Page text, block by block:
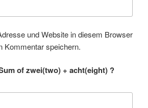
und Website in diesem Browser
Kommentar speichern.
of zwei(two) + acht(eight) ?